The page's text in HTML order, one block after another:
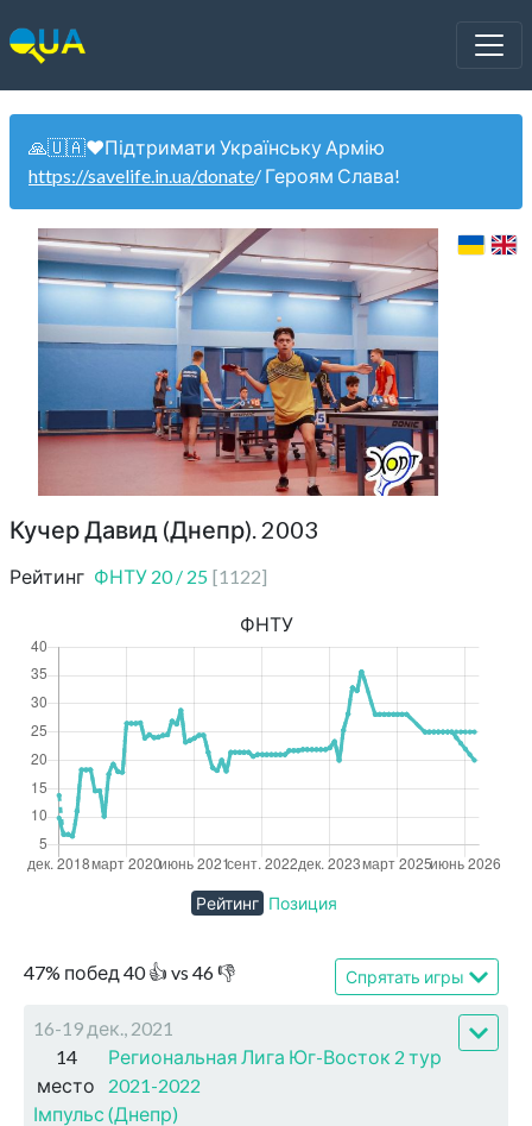
🙏🇺🇦❤️Підтримати Українську Армію
https://savelife.in.ua/donate/ Героям Слава!
Кучер Давид (Днепр). 2003
Рейтинг ФНТУ 20/ 25 [1122]
47% побед 40👍 vs 46👎 Спрятать игры
16-19 дек., 2021
14
место
Региональная Лига Юг-Восток 2 тур
2021-2022
Імпульс (Днепр)
ФНТУ
Рейтинг Позиция